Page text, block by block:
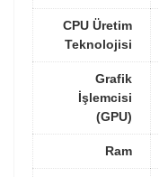
CPU Üretim
Teknolojisi
Grafik
İşlemcisi
(GPU)
Ram